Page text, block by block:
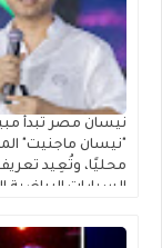
نيسان مصر تبدأ
"نيسان ماجنيت"
محليًا، وتُعِيد
السيارات الرياضية